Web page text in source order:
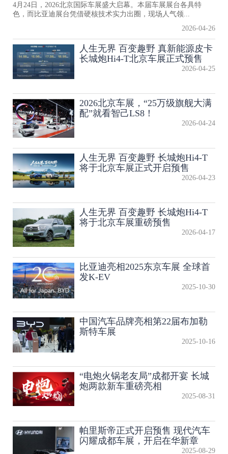
4月24日，2026北京国际车展盛大启幕。本届车展展台各具特
色，而比亚迪展台凭借硬核技术实力出圈，现场人气领...
2026-04-26
人生无界 百变趣野 真新能源皮卡
长城炮Hi4-T北京车展正式预售
2026-04-25
2026北京车展，“25万级旗舰大满
配”就看智己LS8！
2026-04-24
人生无界 百变趣野 长城炮Hi4-T
将于北京车展正式开启预售
2026-04-23
人生无界 百变趣野 长城炮Hi4-T
将于北京车展重磅预售
2026-04-17
比亚迪亮相2025东京车展 全球首
发K-EV
2025-10-30
中国汽车品牌亮相第22届布加勒
斯特车展
2025-10-16
“电炮火锅老友局”成都开宴 长城
炮两款新车重磅亮相
2025-08-31
帕里斯帝正式开启预售 现代汽车
闪耀成都车展，开启在华新章
2025-08-29